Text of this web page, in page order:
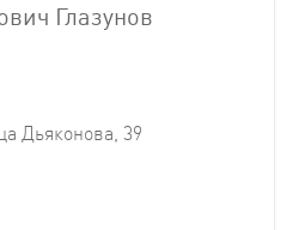
Глазунов
Дьяконова, 39